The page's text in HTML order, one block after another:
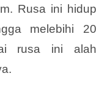
Rusa ini hidup
melebihi 20
rusa ini alah